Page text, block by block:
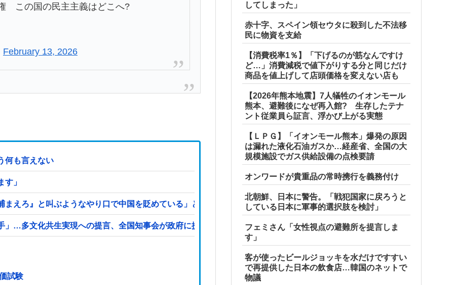
この国の民主主義はどこへ?
February 13, 2026
何も言えない
」
えろ』と叫ぶようなやり口で中国を貶めている」と強く非難！
…多文化共生実現への提言、全国知事会が政府に提出
試験
してしまった」
赤十字、スペイン領セウタに殺到した不法移
民に物資を支給
【消費税率1％】「下げるのが筋なんですけ
ど…」消費減税で値下がりする分と同じだけ
商品を値上げして店頭価格を変えない店も
【2026年熊本地震】7人犠牲のイオンモール
熊本、避難後になぜ再入館? 生存したテナ
ント従業員ら証言、浮かび上がる実態
【ＬＰＧ】「イオンモール熊本」爆発の原因
は漏れた液化石油ガスか…経産省、全国の大
規模施設でガス供給設備の点検要請
オンワードが貴重品の常時携行を義務付け
北朝鮮、日本に警告。「戦犯国家に戻ろうと
している日本に軍事的選択肢を検討」
フェミさん「女性視点の避難所を提言しま
す」
客が使ったビールジョッキを水だけですすい
で再提供した日本の飲食店…韓国のネットで
物議